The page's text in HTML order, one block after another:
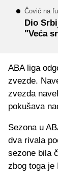
Čović na
Dio
"Veća
ABA liga
zvezde.
zvezda
pokušava
Sezona u
dva rivala
sezone bila
zbog toga je